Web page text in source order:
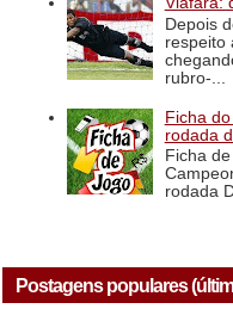
Depois
respeito
rubro-...
Ficha
rodada
Ficha
rodada
Postagens populares